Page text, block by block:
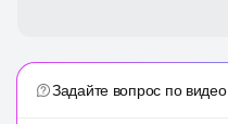
Задайте вопрос по видео